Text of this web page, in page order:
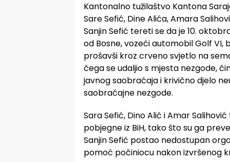
Kantonalno tužilaštvo Kantona
Sare Sefić, Dine Alića, Amara
Sanjin Sefić tereti se da je 10.
od Bosne, vozeći automobil Golf
prošavši kroz crveno svjetlo na
čega se udaljio s mjesta nezgode,
javnog saobraćaja i krivično djelo
saobraćajne nezgode.
Sara Sefić, Dino Alić i Amar
pobjegne iz BiH, tako što su ga
Sanjin Sefić postao nedostupan
pomoć počiniocu nakon izvršenog